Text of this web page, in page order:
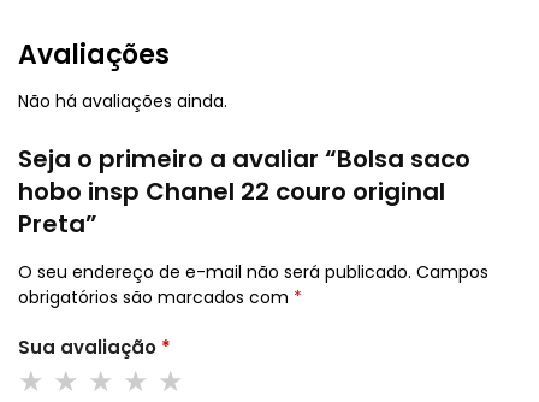
Avaliações
Não há avaliações ainda.
Seja o primeiro a avaliar “Bolsa saco
hobo insp Chanel 22 couro original
Preta”
O seu endereço de e-mail não será publicado. Campos
obrigatórios são marcados com *
Sua avaliação *